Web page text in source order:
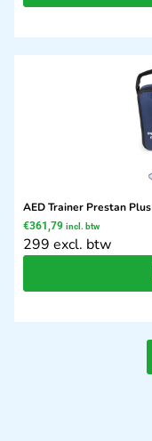
AED Trainer Prestan Plus
€361,79 incl. btw
299 excl. btw